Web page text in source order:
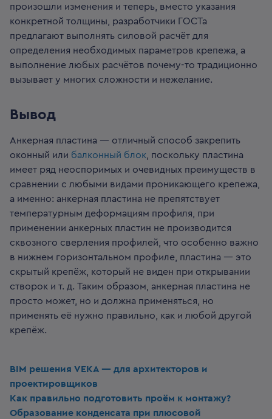
произошли изменения и теперь, вместо указания
конкретной толщины, разработчики ГОСТа
предлагают выполнять силовой расчёт для
определения необходимых параметров крепежа, а
выполнение любых расчётов почему-то традиционно
вызывает у многих сложности и нежелание.
Вывод
Анкерная пластина — отличный способ закрепить
оконный или балконный блок, поскольку пластина
имеет ряд неоспоримых и очевидных преимуществ в
сравнении с любыми видами проникающего крепежа,
а именно: анкерная пластина не препятствует
температурным деформациям профиля, при
применении анкерных пластин не производится
сквозного сверления профилей, что особенно важно
в нижнем горизонтальном профиле, пластина — это
скрытый крепёж, который не виден при открывании
створок и т. д. Таким образом, анкерная пластина не
просто может, но и должна применяться, но
применять её нужно правильно, как и любой другой
крепёж.
BIM решения VEKA — для архитекторов и
проектировщиков
Как правильно подготовить проём к монтажу?
Образование конденсата при плюсовой